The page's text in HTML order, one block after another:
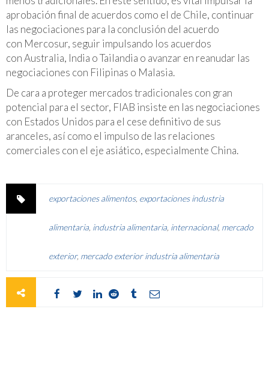
aprobación final de acuerdos como el de Chile, continuar
las negociaciones para la conclusión del acuerdo
con Mercosur, seguir impulsando los acuerdos
con Australia, India o Tailandia o avanzar en reanudar las
negociaciones con Filipinas o Malasia.
De cara a proteger mercados tradicionales con gran
potencial para el sector, FIAB insiste en las negociaciones
con Estados Unidos para el cese definitivo de sus
aranceles, así como el impulso de las relaciones
comerciales con el eje asiático, especialmente China.
exportaciones alimentos, exportaciones industria
alimentaria industria alimentaria internacional, mercado
exterior, mercado exterior industria alimentaria